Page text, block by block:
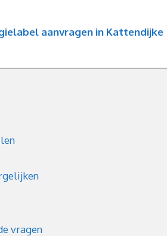
aanvragen in Kattendijke
vragen